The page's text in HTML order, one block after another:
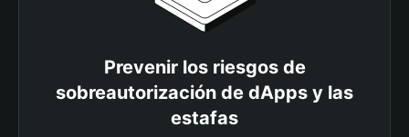
Prevenir los riesgos de
sobreautorización de dApps y las
estafas